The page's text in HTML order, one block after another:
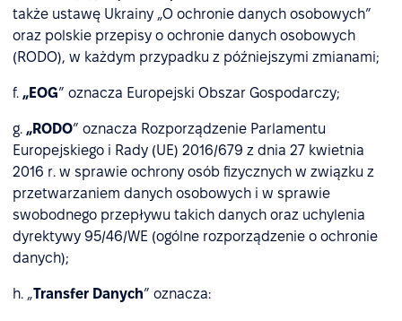
także ustawę Ukrainy „O ochronie danych osobowych”
oraz polskie przepisy o ochronie danych osobowych
(RODO), w każdym przypadku z późniejszymi zmianami;
f. „EOG” oznacza Europejski Obszar Gospodarczy;
g. „RODO” oznacza Rozporządzenie Parlamentu
Europejskiego i Rady (UE) 2016/679 z dnia 27 kwietnia
2016 r. w sprawie ochrony osób fizycznych w związku z
przetwarzaniem danych osobowych i w sprawie
swobodnego przepływu takich danych oraz uchylenia
dyrektywy 95/46/WE (ogólne rozporządzenie o ochronie
danych);
h. „Transfer Danych” oznacza: